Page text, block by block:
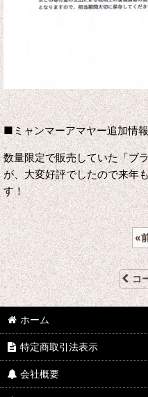
■ミャンマーアマヤー追加情
数量限定で販売していた「ブ
が、大変好評でしたので来年
す！
«
コ
ホーム
特定商取引法表示
会社概要